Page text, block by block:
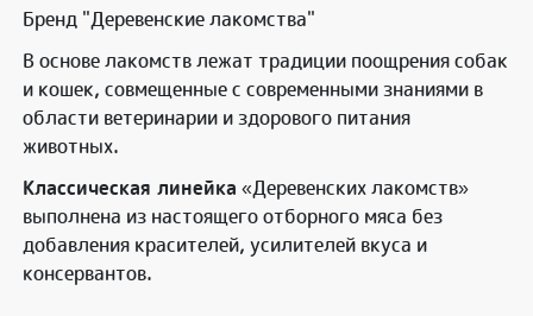
Бренд "Деревенские лакомства"
В основе лакомств лежат традиции поощрения собак
и кошек, совмещенные с современными знаниями в
области ветеринарии и здорового питания
животных.
Классическая линейка «Деревенских лакомств»
выполнена из настоящего отборного мяса без
добавления красителей, усилителей вкуса и
консервантов.